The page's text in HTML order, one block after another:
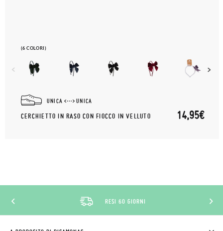
(6 COLORI)
UNICA UNICA
CERCHIETTO IN RASO CON FIOCCO IN VELLUTO 14,95€
RESI 60 GIORNI